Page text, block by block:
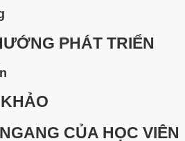
PHÁT TRIỂN
CỦA HỌC VIÊN